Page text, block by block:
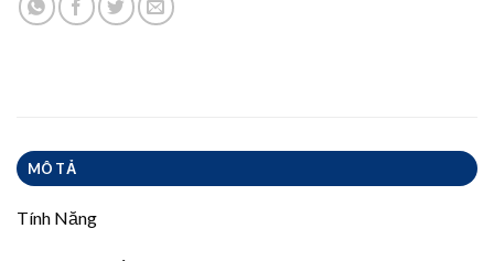
MÔ TẢ
Tính Năng